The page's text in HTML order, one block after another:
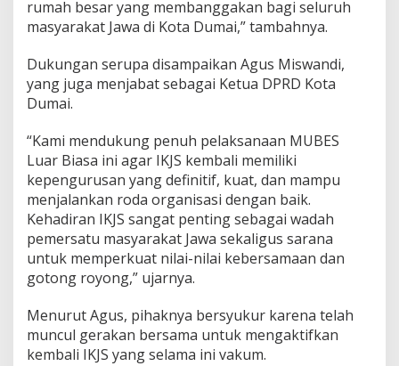
rumah besar yang membanggakan bagi seluruh
masyarakat Jawa di Kota Dumai,” tambahnya.
Dukungan serupa disampaikan Agus Miswandi,
yang juga menjabat sebagai Ketua DPRD Kota
Dumai.
“Kami mendukung penuh pelaksanaan MUBES
Luar Biasa ini agar IKJS kembali memiliki
kepengurusan yang definitif, kuat, dan mampu
menjalankan roda organisasi dengan baik.
Kehadiran IKJS sangat penting sebagai wadah
pemersatu masyarakat Jawa sekaligus sarana
untuk memperkuat nilai-nilai kebersamaan dan
gotong royong,” ujarnya.
Menurut Agus, pihaknya bersyukur karena telah
muncul gerakan bersama untuk mengaktifkan
kembali IKJS yang selama ini vakum.